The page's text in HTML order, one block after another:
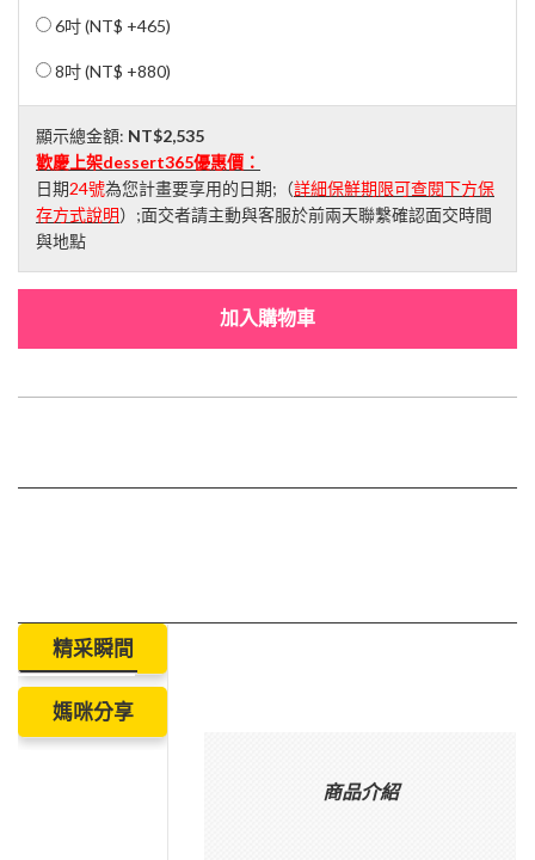
6吋 (NT$ +465)
8吋 (NT$ +880)
顯示總金額: NT$2,535
歡慶上架dessert365優惠價：
日期24號為您計畫要享用的日期;（詳細保鮮期限可查閱下方保
存方式說明）;面交者請主動與客服於前兩天聯繫確認面交時間
與地點
加入購物車
精采瞬間
媽咪分享
商品介紹